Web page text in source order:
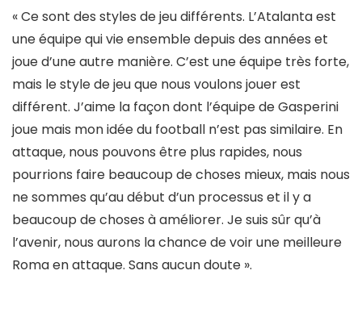
« Ce sont des styles de jeu différents. L’Atalanta est
une équipe qui vie ensemble depuis des années et
joue d’une autre manière. C’est une équipe très forte,
mais le style de jeu que nous voulons jouer est
différent. J’aime la façon dont l’équipe de Gasperini
joue mais mon idée du football n’est pas similaire. En
attaque, nous pouvons être plus rapides, nous
pourrions faire beaucoup de choses mieux, mais nous
ne sommes qu’au début d’un processus et il y a
beaucoup de choses à améliorer. Je suis sûr qu’à
l’avenir, nous aurons la chance de voir une meilleure
Roma en attaque. Sans aucun doute ».